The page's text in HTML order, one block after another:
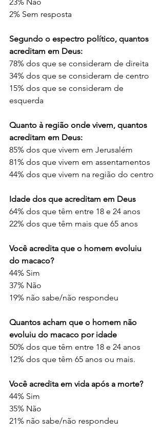
2% Sem resposta
Segundo o espectro político, quantos
acreditam em Deus:
78% dos que se consideram de direita
34% dos que se consideram de centro
15% dos que se consideram de
esquerda
Quanto à região onde vivem, quantos
acreditam em Deus:
85% dos que vivem em Jerusalém
81% dos que vivem em assentamentos
44% dos que vivem na região do centro
Idade dos que acreditam em Deus
64% dos que têm entre 18 e 24 anos
22% dos que têm mais que 65 anos
Você acredita que o homem evoluiu
do macaco?
44% Sim
37% Não
19% não sabe/não respondeu
Quantos acham que o homem não
evoluiu do macaco por idade
50% dos que têm entre 18 e 24 anos
12% dos que têm 65 anos ou mais.
Você acredita em vida após a morte?
44% Sim
35% Não
21% não sabe/não respondeu